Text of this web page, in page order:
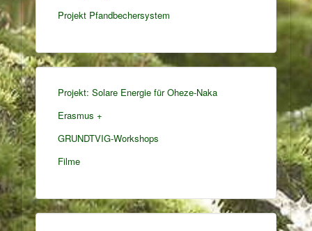
Projekt Pfandbechersystem
Projekt: Solare Energie für Oheze-Naka
Erasmus +
GRUNDTVIG-Workshops
Filme